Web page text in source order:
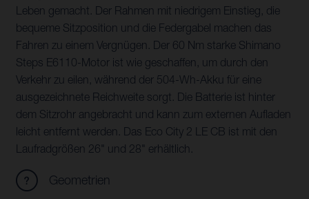
Leben gemacht. Der Rahmen mit niedrigem Einstieg, die
bequeme Sitzposition und die Federgabel machen das
Fahren zu einem Vergnügen. Der 60 Nm starke Shimano
Steps E6110-Motor ist wie geschaffen, um durch den
Verkehr zu eilen, während der 504-Wh-Akku für eine
ausgezeichnete Reichweite sorgt. Die Batterie ist hinter
dem Sitzrohr angebracht und kann zum externen Aufladen
leicht entfernt werden. Das Eco City 2 LE CB ist mit den
Laufradgrößen 26" und 28" erhältlich.
Geometrien